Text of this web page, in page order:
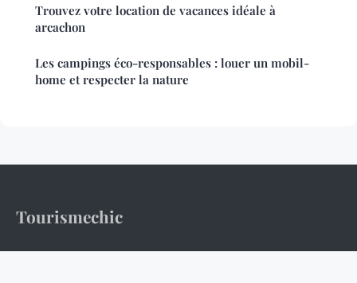
Trouvez votre location de vacances idéale à
arcachon
Les campings éco-responsables : louer un mobil-
home et respecter la nature
Tourismechic